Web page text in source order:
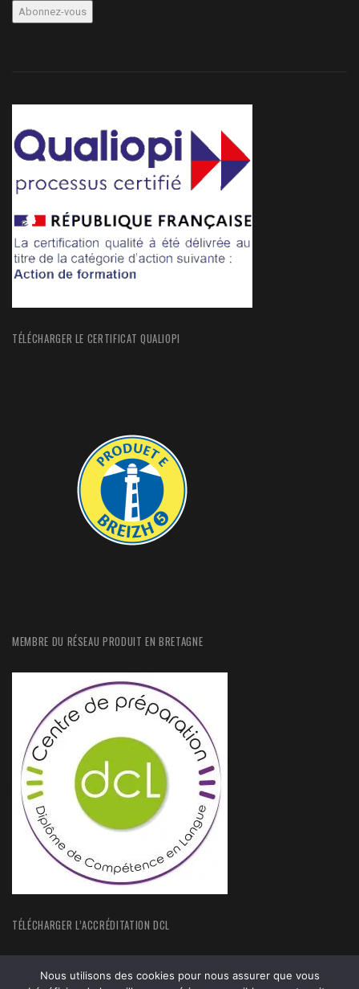
TÉLÉCHARGER LE CERTIFICAT QUALIOPI
MEMBRE DU RÉSEAU PRODUIT EN BRETAGNE
TÉLÉCHARGER L’ACCRÉDITATION DCL
Nous utilisons des cookies pour nous assurer que vous